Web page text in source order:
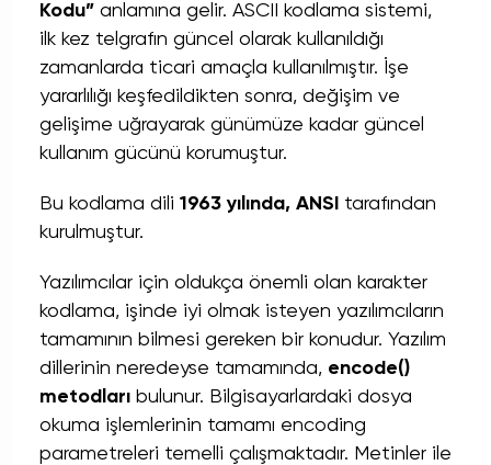
Kodu” anlamına gelir. ASCII kodlama sistemi,
ilk kez telgrafın güncel olarak kullanıldığı
zamanlarda ticari amaçla kullanılmıştır. İşe
yararlılığı keşfedildikten sonra, değişim ve
gelişime uğrayarak günümüze kadar güncel
kullanım gücünü korumuştur.
Bu kodlama dili 1963 yılında, ANSI tarafından
kurulmuştur.
Yazılımcılar için oldukça önemli olan karakter
kodlama, işinde iyi olmak isteyen yazılımcıların
tamamının bilmesi gereken bir konudur. Yazılım
dillerinin neredeyse tamamında, encode()
metodları bulunur. Bilgisayarlardaki dosya
okuma işlemlerinin tamamı encoding
parametreleri temelli çalışmaktadır. Metinler ile